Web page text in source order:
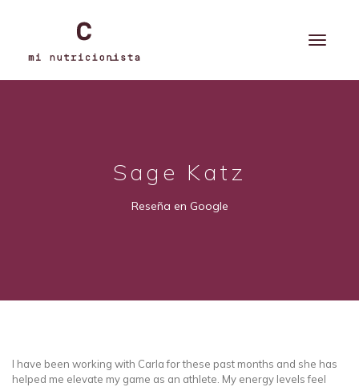
Sage Katz
Reseña en Google
I have been working with Carla for these past months and she has
helped me elevate my game as an athlete. My energy levels feel